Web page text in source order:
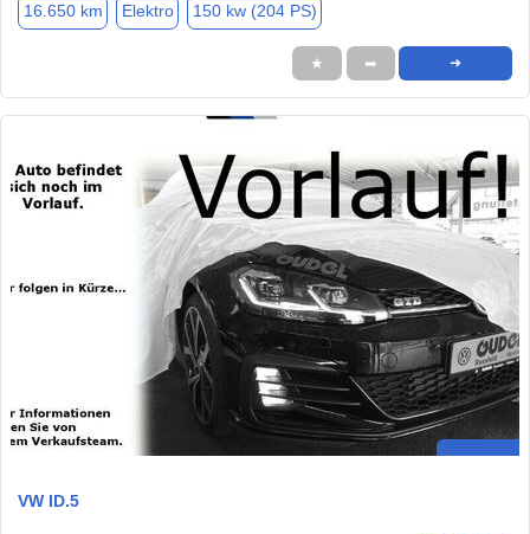
16.650 km Elektro 150 kw (204 PS)
★ ➦ ➜
VW ID.5